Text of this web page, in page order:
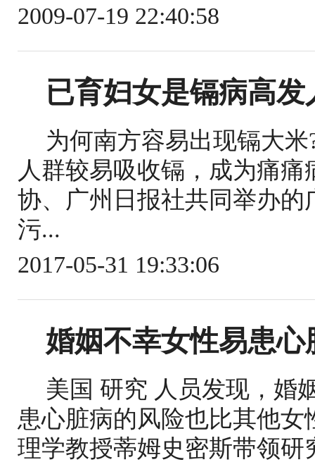
2009-07-19 22:40:58
已育妇女是镉病高
为何南方容易出现镉大
人群较易吸收镉，成为痛
协、广州日报社共同举办
污...
2017-05-31 19:33:06
婚姻不幸女性易患
美国 研究 人员发现，婚
患心脏病的风险也比其他
理学教授蒂姆史密斯带领研